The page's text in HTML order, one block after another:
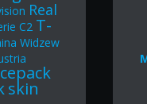
Real
C2 T-
Widzew
skin